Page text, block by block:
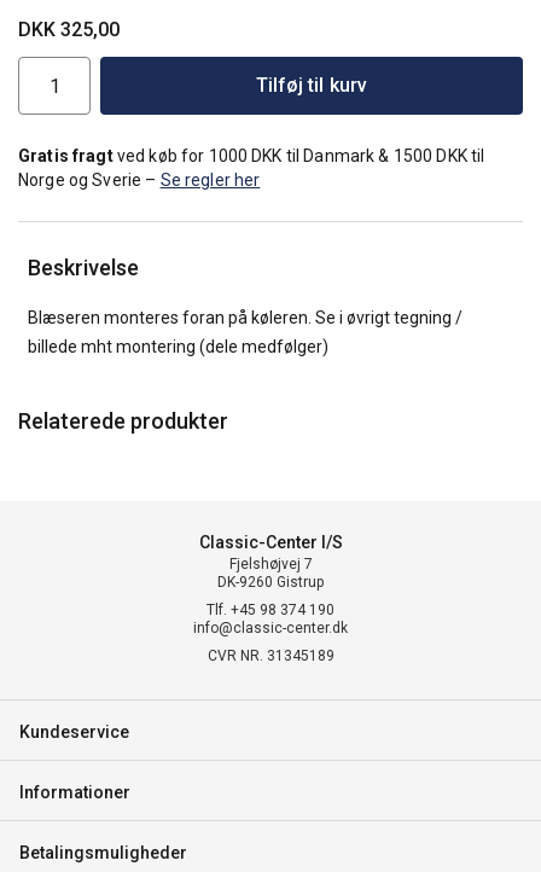
DKK 325,00
Tilføj til kurv
Gratis fragtved køb for 1000 DKK til Danmark & 1500 DKK til
Norge og Sverie – Se regler her
Beskrivelse
Blæseren monteres foran på køleren. Se i øvrigt tegning /
billede mht montering (dele medfølger)
Relaterede produkter
Classic-Center I/S
Fjelshøjvej 7
DK-9260 Gistrup
Tlf. +45 98 374 190
info@classic-center.dk
CVR NR. 31345189
Kundeservice
Informationer
Betalingsmuligheder